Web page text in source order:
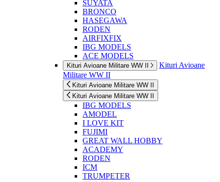
SUYATA
BRONCO
HASEGAWA
RODEN
AIRFIXFIX
IBG MODELS
ACE MODELS
Kituri Avioane Militare WW II
Kituri Avioane
Militare WW II
Kituri Avioane Militare WW II
Kituri Avioane Militare WW II
IBG MODELS
AMODEL
I LOVE KIT
FUJIMI
GREAT WALL HOBBY
ACADEMY
RODEN
ICM
TRUMPETER